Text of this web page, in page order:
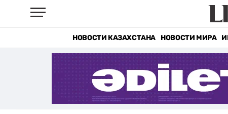
НОВОСТИ КАЗАХСТАНА НОВОСТИ МИРА